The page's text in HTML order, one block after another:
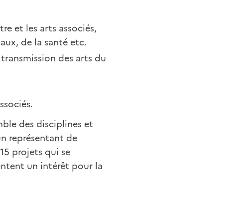
et les arts associés,
de la santé etc.
des arts du
des disciplines et
représentant de
projets qui se
un intérêt pour la